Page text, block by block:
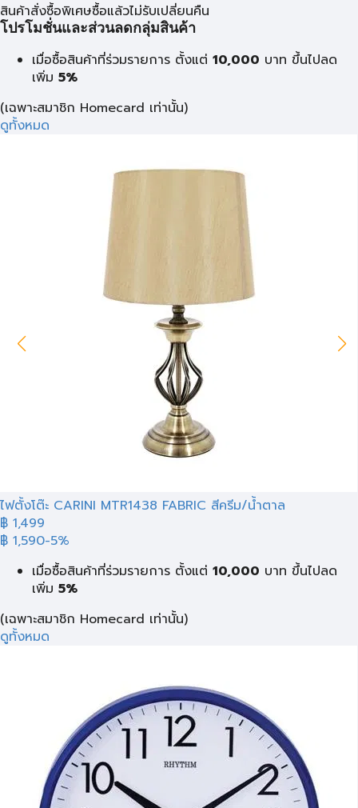
สินค้าสั่งซื้อพิเศษซื้อแล้วไม่รับเปลี่ยนคืน
โปรโมชั่นและส่วนลดกลุ่มสินค้า
เมื่อซื้อสินค้าที่ร่วมรายการ ตั้งแต่ 10,000 บาท ขึ้นไปลด
เพิ่ม 5%
(เฉพาะสมาชิก Homecard เท่านั้น)
ดูทั้งหมด
ไฟตั้งโต๊ะ CARINI MTR1438 FABRIC สีครีม/น้ำตาล
฿ 1,499
฿ 1,590-5%
เมื่อซื้อสินค้าที่ร่วมรายการ ตั้งแต่ 10,000 บาท ขึ้นไปลด
เพิ่ม 5%
(เฉพาะสมาชิก Homecard เท่านั้น)
ดูทั้งหมด